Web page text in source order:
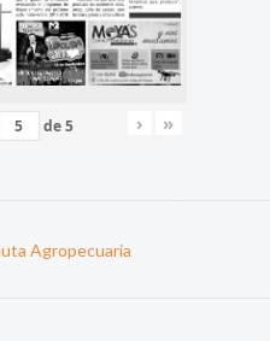
de5 › »
Agropecuaria